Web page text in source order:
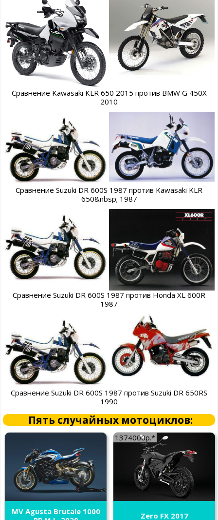
Сравнение Kawasaki KLR 650 2015 против BMW G 450X
2010
Сравнение Suzuki DR 600S 1987 против Kawasaki KLR
650&nbsp; 1987
Сравнение Suzuki DR 600S 1987 против Honda XL 600R
1987
Сравнение Suzuki DR 600S 1987 против Suzuki DR 650RS
1990
Пять случайных мотоциклов:
MV Agusta Brutale 1000
1374000р.*
Zero FX 2017